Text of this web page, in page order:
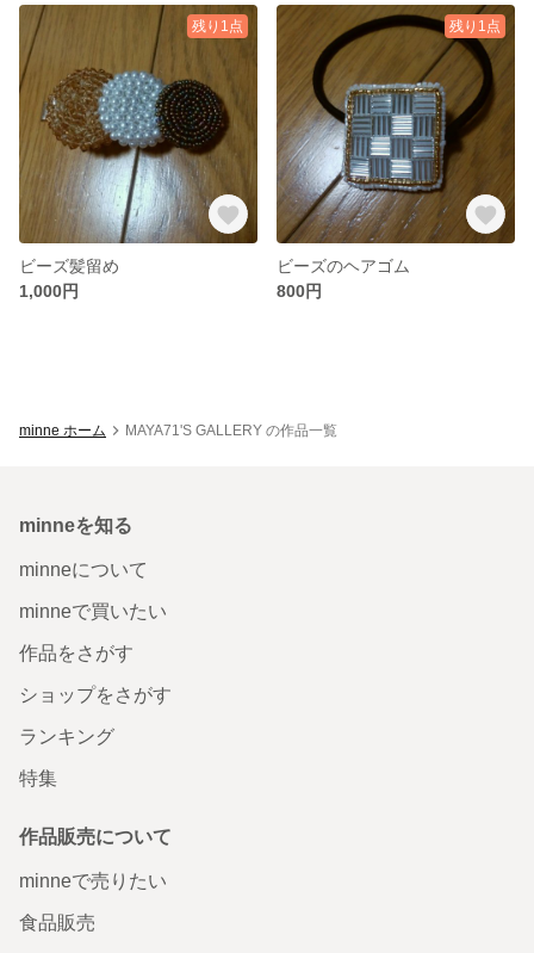
残り1点
ビーズ髪留め
1,000円
残り1点
ビーズのヘアゴム
800円
minne ホーム MAYA71'S GALLERY の作品一覧
minneを知る
minneについて
minneで買いたい
作品をさがす
ショップをさがす
ランキング
特集
作品販売について
minneで売りたい
食品販売